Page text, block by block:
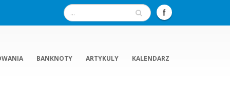
BANKNOTY ARTYKULY KALENDARZ